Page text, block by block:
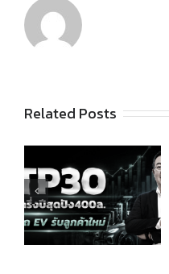
Related Posts
ATP30
ต้นทุนต่ำ
เดินเกมเพิ่ม
อีวี เคาะเป้า